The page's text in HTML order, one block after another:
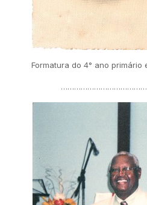
Formatura do 4° ano primário